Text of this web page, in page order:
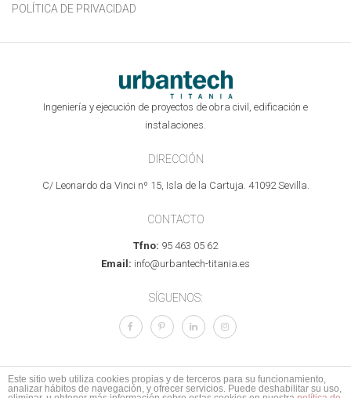
POLÍTICA DE PRIVACIDAD
Ingeniería y ejecución de proyectos de obra civil, edificación e
instalaciones.
DIRECCIÓN
C/ Leonardo da Vinci nº 15, Isla de la Cartuja. 41092 Sevilla.
CONTACTO
Tfno: 95 463 05 62
Email: info@urbantech-titania.es
SÍGUENOS:
© 2017 Todos los derechos reservados.Aviso legalIPolítica de PrivacidadI
Este sitio web utiliza cookies propias y de terceros para su funcionamiento,
analizar hábitos de navegación, y ofrecer servicios. Puede deshabilitar su uso,